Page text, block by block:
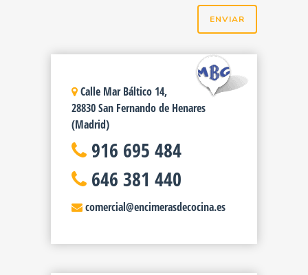
Calle Mar Báltico 14,
28830 San Fernando de Henares
(Madrid)
916 695 484
646 381 440
comercial@encimerasdecocina.es